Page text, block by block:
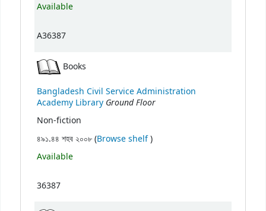
Available
A36387
Books
Bangladesh Civil Service Administration
Academy Library Ground Floor
Non-fiction
৪৯১.৪৪ শহব ২০০৮ (Browse shelf(Opens below)
)
Available
36387